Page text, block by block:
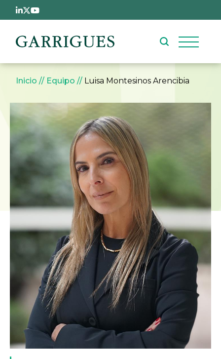
Pasar al contenido principal
Sobrescribir enlaces de
Inicio Equipo Luisa Montesinos Arencibia